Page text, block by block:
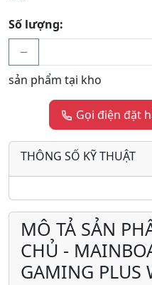
Số lượng:
sản phẩm tại kho
Gọi điện đặt
THÔNG SỐ KỸ THUẬT
MÔ TẢ SẢN
CHỦ -
GAMING PLUS